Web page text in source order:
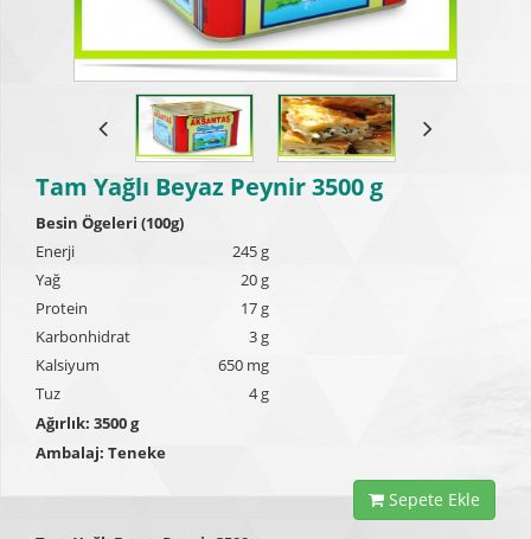
Tam Yağlı Beyaz Peynir 3500 g
Besin Ögeleri (100g)
Enerji
245 g
Yağ
20 g
Protein
17 g
Karbonhidrat
3 g
Kalsiyum
650 mg
Tuz
4 g
Ağırlık: 3500 g
Ambalaj: Teneke
Sepete Ekle